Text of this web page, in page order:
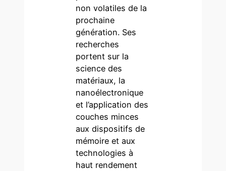
non volatiles de la
prochaine
génération. Ses
recherches
portent sur la
science des
matériaux, la
nanoélectronique
et l’application des
couches minces
aux dispositifs de
mémoire et aux
technologies à
haut rendement